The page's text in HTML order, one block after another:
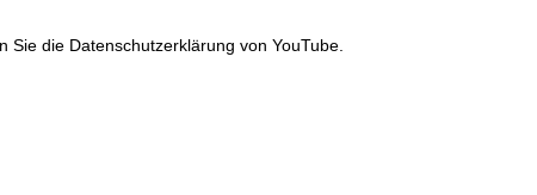
Sie die Datenschutzerklärung von YouTube.